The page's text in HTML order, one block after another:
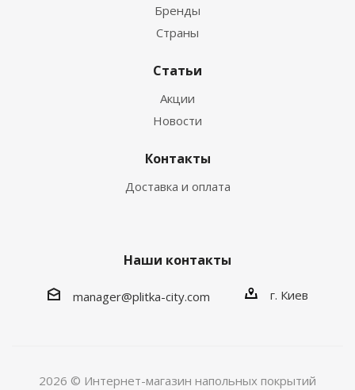
Бренды
Страны
Статьи
Акции
Новости
Контакты
Доставка и оплата
Наши контакты
manager@plitka-city.com г. Киев
2026 © Интернет-магазин напольных покрытий